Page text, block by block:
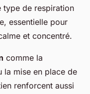
type de respiration
essentielle pour
et concentré.
comme la
la mise en place de
renforcent aussi